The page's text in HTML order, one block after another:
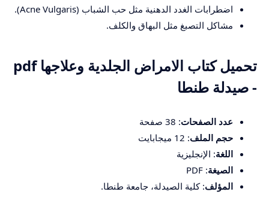
اضطرابات الغدد الدهنية مثل حب الشباب (Acne Vulgaris).
مشاكل التصبغ مثل البهاق والكلف.
تحميل كتاب الامراض الجلدية وعلاجها pdf
- صيدلة طنطا
عدد الصفحات: 38 صفحة
حجم الملف: 12 ميجابايت
اللغة: الإنجليزية
الصيغة: PDF
المؤلف: كلية الصيدلة، جامعة طنطا.